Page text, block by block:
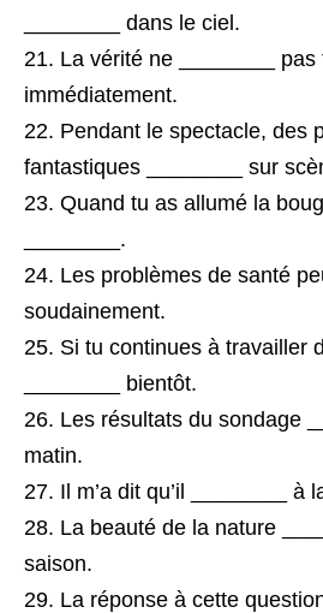
________ dans le ciel.
La vérité ne ________ pas
immédiatement.
Pendant le spectacle, des
fantastiques ________ sur
Quand tu as allumé la
________.
Les problèmes de santé
soudainement.
Si tu continues à travailler
________ bientôt.
Les résultats du sondage
matin.
Il m’a dit qu’il ________ à
La beauté de la nature
saison.
La réponse à cette